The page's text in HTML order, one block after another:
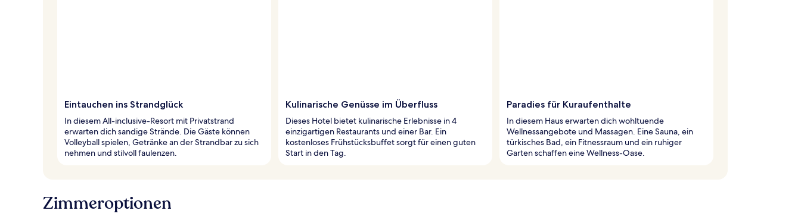
Eintauchen ins Strandglück
In diesem All-inclusive-Resort mit Privatstrand
erwarten dich sandige Strände. Die Gäste können
Volleyball spielen, Getränke an der Strandbar zu sich
nehmen und stilvoll faulenzen.
Kulinarische Genüsse im Überfluss
Dieses Hotel bietet kulinarische Erlebnisse in 4
einzigartigen Restaurants und einer Bar. Ein
kostenloses Frühstücksbuffet sorgt für einen guten
Start in den Tag.
Paradies für Kuraufenthalte
In diesem Haus erwarten dich wohltuende
Wellnessangebote und Massagen. Eine Sauna, ein
türkisches Bad, ein Fitnessraum und ein ruhiger
Garten schaffen eine Wellness-Oase.
Zimmeroptionen